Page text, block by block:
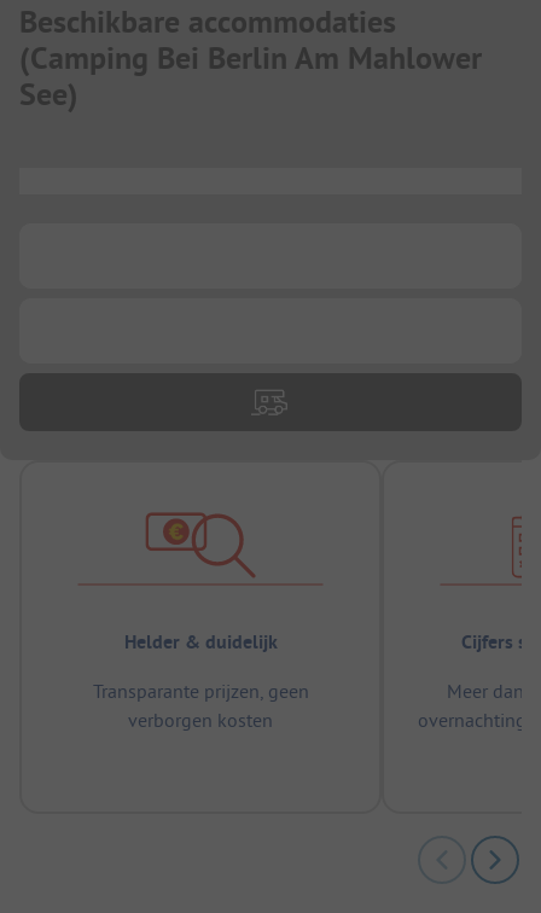
Beschikbare accommodaties
(Camping Bei Berlin Am Mahlower
See)
Helder & duidelijk
Transparante prijzen, geen
verborgen kosten
Cijfers
Meer dan